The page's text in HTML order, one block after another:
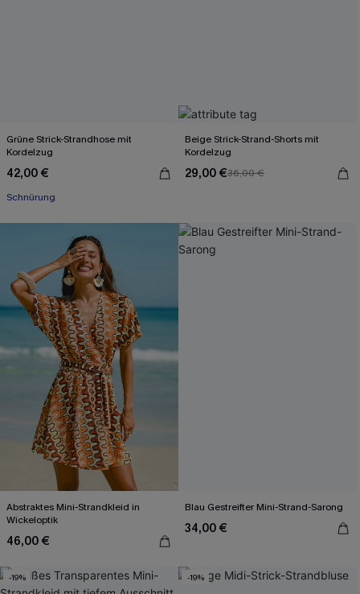
Grüne Strick-Strandhose mit
Kordelzug
42,00 €
Schnürung
Beige Strick-Strand-Shorts mit
Kordelzug
29,00 €36,00 €
Abstraktes Mini-Strandkleid in
Wickeloptik
46,00 €
Blau Gestreifter Mini-Strand-Sarong
34,00 €
-19% -19%